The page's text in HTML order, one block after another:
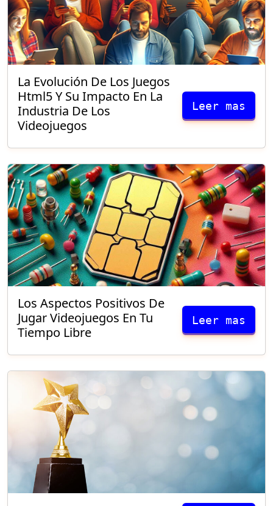
La Evolución De Los Juegos
Html5 Y Su Impacto En La
Industria De Los
Videojuegos
Leer mas
Los Aspectos Positivos De
Jugar Videojuegos En Tu
Tiempo Libre
Leer mas